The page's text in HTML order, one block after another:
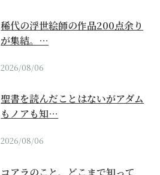
稀代の浮世絵師の作品200点余り
が集結。…
2026/08/06
聖書を読んだことはないがアダム
もノアも知…
2026/08/06